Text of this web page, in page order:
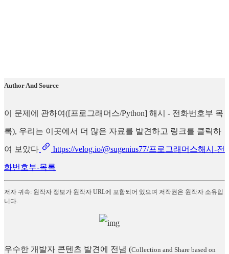
Author And Source
이 문제에 관하여([프로그래머스/Python] 해시 - 전화번호부 목
록), 우리는 이곳에서 더 많은 자료를 발견하고 링크를 클릭하
여 보았다 https://velog.io/@sugenius77/프로그래머스해시-전
화번호부-목록
저자 귀속: 원작자 정보가 원작자 URL에 포함되어 있으며 저작권은 원작자 소유입
니다.
우수한 개발자 콘텐츠 발견에 전념 (Collection and Share based on